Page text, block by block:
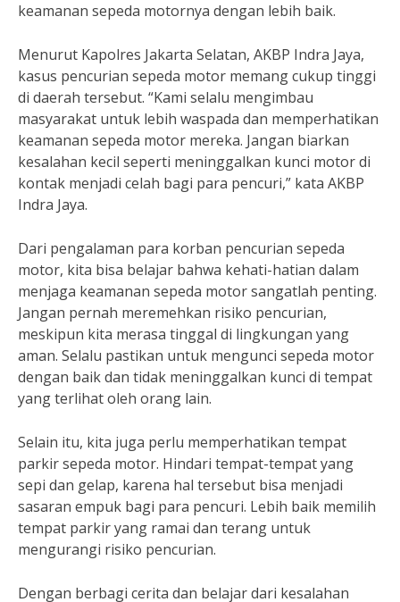
keamanan sepeda motornya dengan lebih baik.
Menurut Kapolres Jakarta Selatan, AKBP Indra Jaya,
kasus pencurian sepeda motor memang cukup tinggi
di daerah tersebut. “Kami selalu mengimbau
masyarakat untuk lebih waspada dan memperhatikan
keamanan sepeda motor mereka. Jangan biarkan
kesalahan kecil seperti meninggalkan kunci motor di
kontak menjadi celah bagi para pencuri,” kata AKBP
Indra Jaya.
Dari pengalaman para korban pencurian sepeda
motor, kita bisa belajar bahwa kehati-hatian dalam
menjaga keamanan sepeda motor sangatlah penting.
Jangan pernah meremehkan risiko pencurian,
meskipun kita merasa tinggal di lingkungan yang
aman. Selalu pastikan untuk mengunci sepeda motor
dengan baik dan tidak meninggalkan kunci di tempat
yang terlihat oleh orang lain.
Selain itu, kita juga perlu memperhatikan tempat
parkir sepeda motor. Hindari tempat-tempat yang
sepi dan gelap, karena hal tersebut bisa menjadi
sasaran empuk bagi para pencuri. Lebih baik memilih
tempat parkir yang ramai dan terang untuk
mengurangi risiko pencurian.
Dengan berbagi cerita dan belajar dari kesalahan